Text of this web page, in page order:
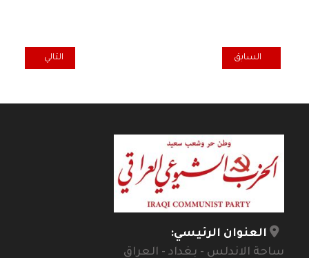
المقال السابق: كتابات ساخرة - الأحتمال المكين في قضية مخدرات
السابق المقال التالي:
التالي
العنوان الرئيسي:
ساحة الاندلس - بغداد - العراق